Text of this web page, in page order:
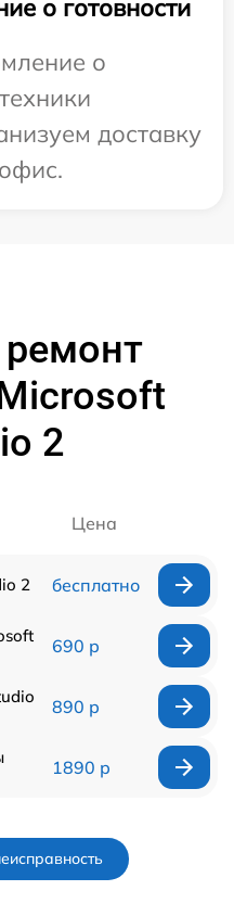
о готовности
о
доставку
2
Цена
2 бесплатно
690 р
890 р
1890 р